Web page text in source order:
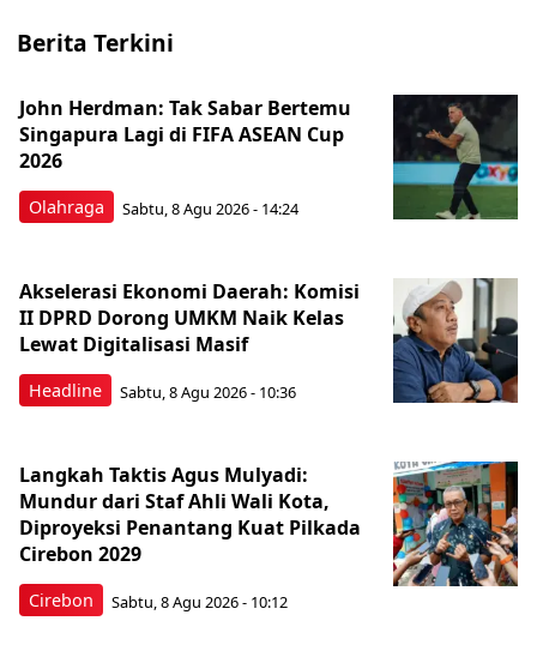
Berita Terkini
Olahraga
John Herdman: Tak Sabar Bertemu
Singapura Lagi di FIFA ASEAN Cup
2026
Sabtu, 8 Agu 2026 - 14:24
Headline
Akselerasi Ekonomi Daerah: Komisi
II DPRD Dorong UMKM Naik Kelas
Lewat Digitalisasi Masif
Sabtu, 8 Agu 2026 - 10:36
Cirebon
Langkah Taktis Agus Mulyadi:
Mundur dari Staf Ahli Wali Kota,
Diproyeksi Penantang Kuat Pilkada
Cirebon 2029
Sabtu, 8 Agu 2026 - 10:12